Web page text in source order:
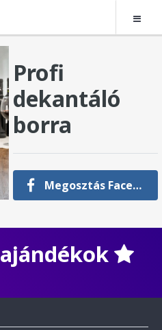
Profi
dekantáló
borra
Megosztás Facebookon